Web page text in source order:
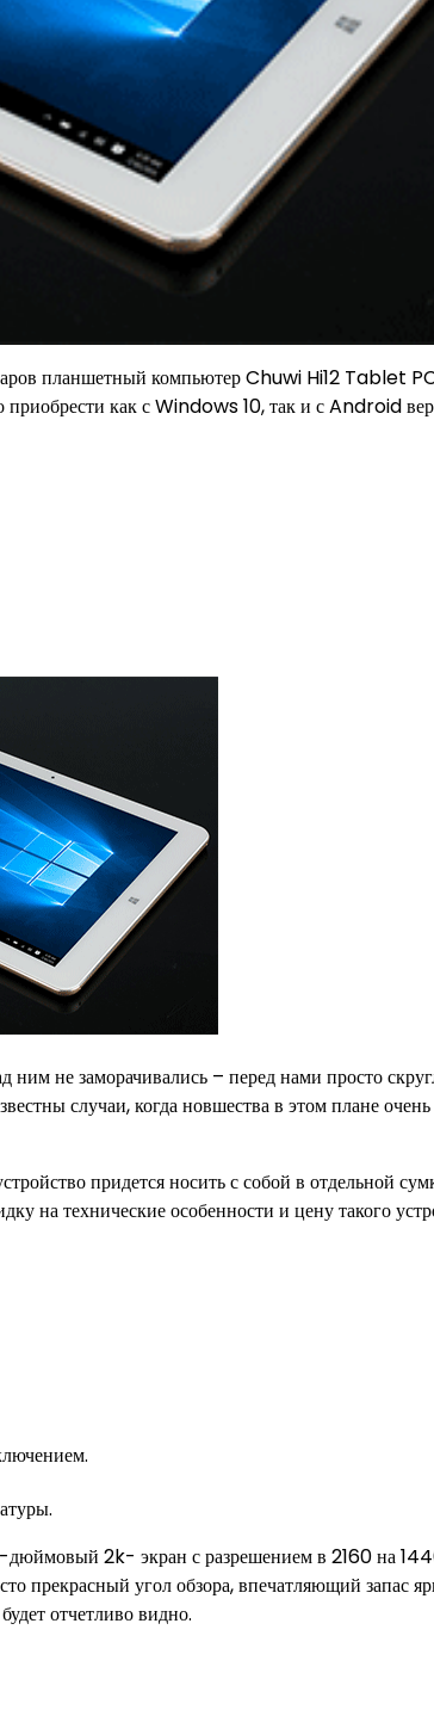
планшетный компьютер Chuwi Hi12 Tablet
приобрести как с Windows 10, так и с Android
ним не заморачивались – перед нами просто
случаи, когда новшества в этом плане
придется носить с собой в отдельной
на технические особенности и цену такого
дюймовый 2k- экран с разрешением в 2160 на
прекрасный угол обзора, впечатляющий запас
отчетливо видно.